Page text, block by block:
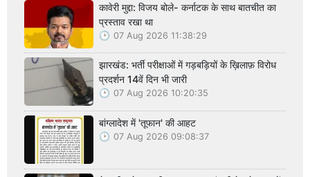
कावेरी मुद्दा: विजय बोले- कर्नाटक के साथ बातचीत का
प्रस्ताव रखा था
07 Aug 2026 11:38:29
झारखंड: भर्ती परीक्षाओं में गड़बड़ियों के ख़िलाफ़ विरोध
प्रदर्शन 14वें दिन भी जारी
07 Aug 2026 10:20:35
बांग्लादेश में 'तूफान' की आहट
07 Aug 2026 09:08:37